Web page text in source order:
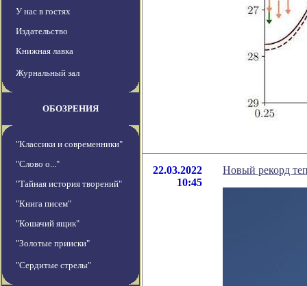
У нас в гостях
Издательство
Книжная лавка
Журнальный зал
ОБОЗРЕНИЯ
"Классики и современники"
"Слово о..."
"Тайная история творений"
"Книга писем"
"Кошачий ящик"
"Золотые прииски"
"Сердитые стрелы"
22.03.2022
10:45
Новый рекорд